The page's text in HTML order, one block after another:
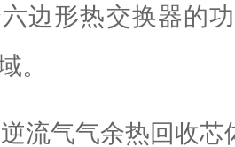
边形热交换器的
。